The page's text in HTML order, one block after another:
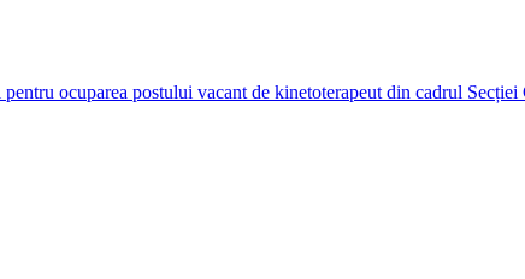
ocuparea postului vacant de kinetoterapeut din cadrul